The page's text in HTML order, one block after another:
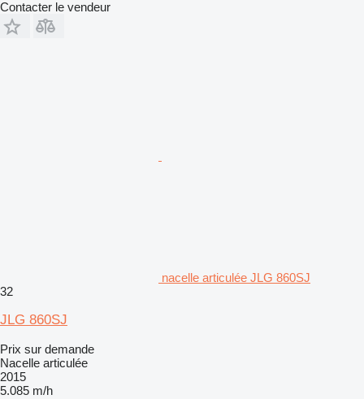
Contacter le vendeur
nacelle articulée JLG 860SJ
32
JLG 860SJ
Prix sur demande
Nacelle articulée
2015
5.085 m/h